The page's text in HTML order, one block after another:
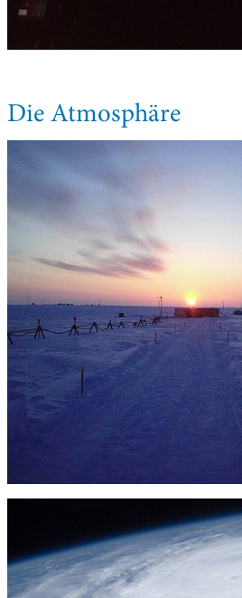
Die Atmosphäre